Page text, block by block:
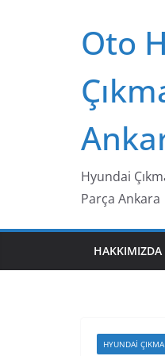
Oto
Hyundai
Parça Ankara
HAKKIMIZDA
HYUNDAI